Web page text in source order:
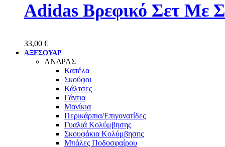
Adidas Βρεφικό Σετ Με
33,00 €
ΑΞΕΣΟΥΑΡ
ΑΝΔΡΑΣ
Καπέλα
Σκούφοι
Κάλτσες
Γάντια
Μανίκια
Περικάρπια/Επιγονατίδες
Γυαλιά Κολύμβησης
Σκουφάκια Κολύμβησης
Μπάλες Ποδοσφαίρου